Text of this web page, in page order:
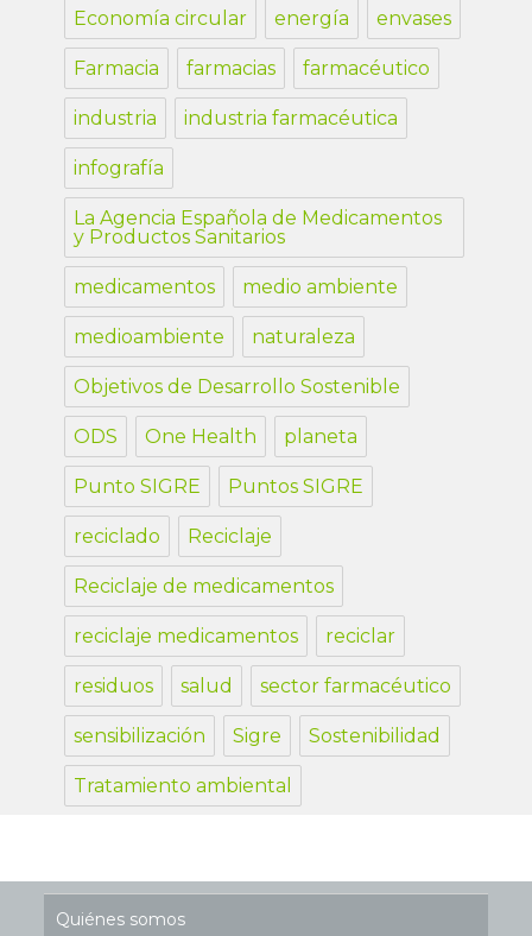
Economía circular energía envases
Farmacia farmacias farmacéutico
industria industria farmacéutica
infografía
La Agencia Española de Medicamentos
y Productos Sanitarios
medicamentos medio ambiente
medioambiente naturaleza
Objetivos de Desarrollo Sostenible
ODS One Health planeta
Punto SIGRE Puntos SIGRE
reciclado Reciclaje
Reciclaje de medicamentos
reciclaje medicamentos reciclar
residuos salud sector farmacéutico
sensibilización Sigre Sostenibilidad
Tratamiento ambiental
Quiénes somos